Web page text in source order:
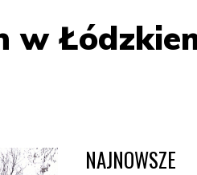
w
NAJNOWSZE